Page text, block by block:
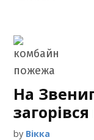
На
by Вікка